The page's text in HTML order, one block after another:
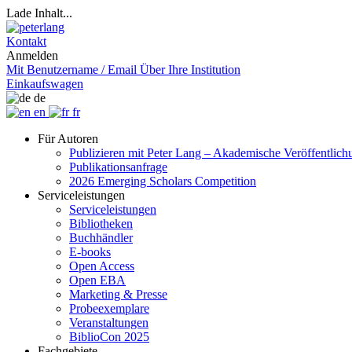
Lade Inhalt...
Kontakt
Anmelden
Mit Benutzername / Email Über Ihre Institution
Einkaufswagen
de
en
fr
Für Autoren
Publizieren mit Peter Lang – Akademische
Publikationsanfrage
2026 Emerging Scholars Competition
Serviceleistungen
Serviceleistungen
Bibliotheken
Buchhändler
E-books
Open Access
Open EBA
Marketing & Presse
Probeexemplare
Veranstaltungen
BiblioCon 2025